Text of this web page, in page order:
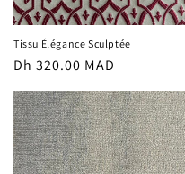
Tissu Élégance Sculptée
Prix
Dh 320.00 MAD